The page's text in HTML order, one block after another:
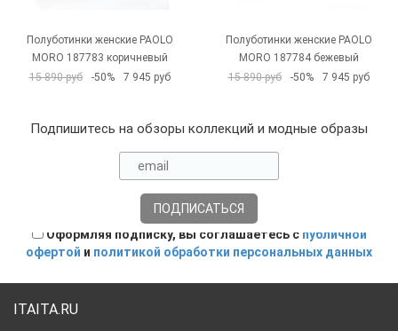
Полуботинки женские PAOLO
MORO 187783 коричневый
15 890 руб
-50% 7 945 руб
Полуботинки женские PAOLO
MORO 187784 бежевый
15 890 руб
-50% 7 945 руб
Подпишитесь на обзоры коллекций и модные образы
Оформляя подписку, вы соглашаетесь с публичной
офертой и политикой обработки персональных данных
ITAITA.RU